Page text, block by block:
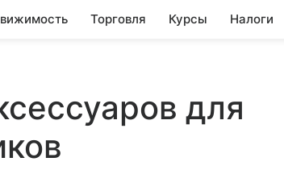
Торговля Курсы Налоги
для